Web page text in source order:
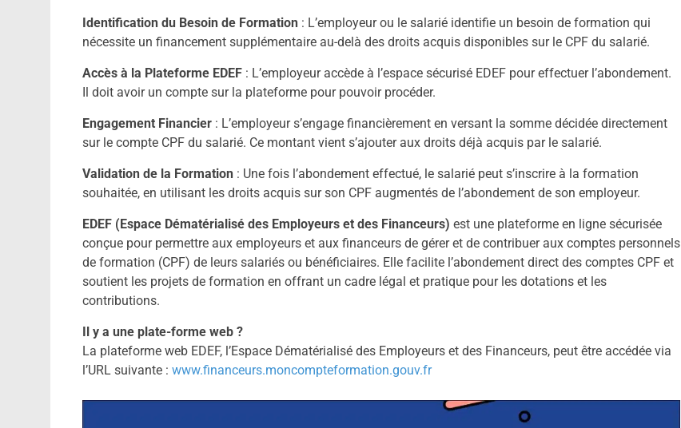
Identification du Besoin de Formation : L’employeur ou le salarié identifie un besoin de formation qui
nécessite un financement supplémentaire au-delà des droits acquis disponibles sur le CPF du salarié.
Accès à la Plateforme EDEF : L’employeur accède à l’espace sécurisé EDEF pour effectuer l’abondement.
Il doit avoir un compte sur la plateforme pour pouvoir procéder.
Engagement Financier : L’employeur s’engage financièrement en versant la somme décidée directement
sur le compte CPF du salarié. Ce montant vient s’ajouter aux droits déjà acquis par le salarié.
Validation de la Formation : Une fois l’abondement effectué, le salarié peut s’inscrire à la formation
souhaitée, en utilisant les droits acquis sur son CPF augmentés de l’abondement de son employeur.
EDEF (Espace Dématérialisé des Employeurs et des Financeurs) est une plateforme en ligne sécurisée
conçue pour permettre aux employeurs et aux financeurs de gérer et de contribuer aux comptes personnels
de formation (CPF) de leurs salariés ou bénéficiaires. Elle facilite l’abondement direct des comptes CPF et
soutient les projets de formation en offrant un cadre légal et pratique pour les dotations et les
contributions.
Il y a une plate-forme web ?
La plateforme web EDEF, l’Espace Dématérialisé des Employeurs et des Financeurs, peut être accédée via
l’URL suivante : www.financeurs.moncompteformation.gouv.fr​